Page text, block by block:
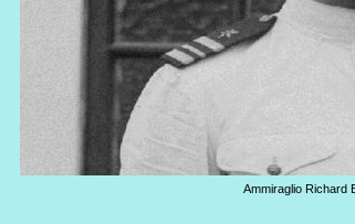
Ammiraglio Richard